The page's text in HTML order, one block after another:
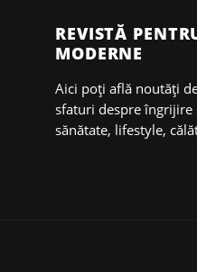
REVISTĂ
MODERNE
Aici poți află noutăți
sfaturi despre îngrijire
sănătate, lifestyle,